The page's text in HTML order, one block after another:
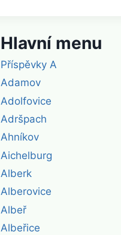
Hlavní menu
Příspěvky A
Adamov
Adolfovice
Adršpach
Ahníkov
Aichelburg
Alberk
Alberovice
Albeř
Albeřice